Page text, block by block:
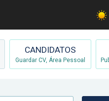
CANDIDATOS
Guardar CV, Área Pessoal